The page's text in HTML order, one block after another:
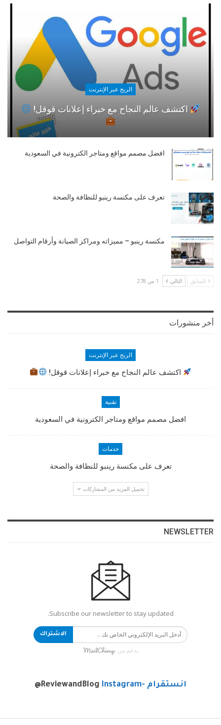
الربح عبر الإنترنت
اكتشف عالم النجاح مع خبراء إعلانات قوقل!
افضل مصمم مواقع ومتاجر الكترونية في السعودية
تعرف على مكنسة رينبو للنظافة والصحة
مكنسة رينبو – مميزاته ومراكز الصيانة وأرقام التواصل
السابق التالي 1 من 278
أخر منشورات
الربح عبر الإنترنت
اكتشف عالم النجاح مع خبراء إعلانات قوقل!
تقنية
افضل مصمم مواقع ومتاجر الكترونية في السعودية
خدمات
تعرف على مكنسة رينبو للنظافة والصحة
تحميل المزيد من المشاركات
NEWSLETTER
Subscribe our newsletter to stay updated.
الاشتراك
بدعم من
انستقرام -Instagram @ReviewandBlog